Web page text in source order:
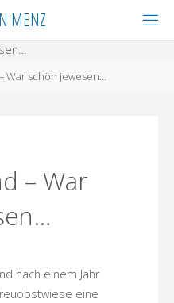
MENZ
War schön jewesen…
– War
nach einem Jahr
eine